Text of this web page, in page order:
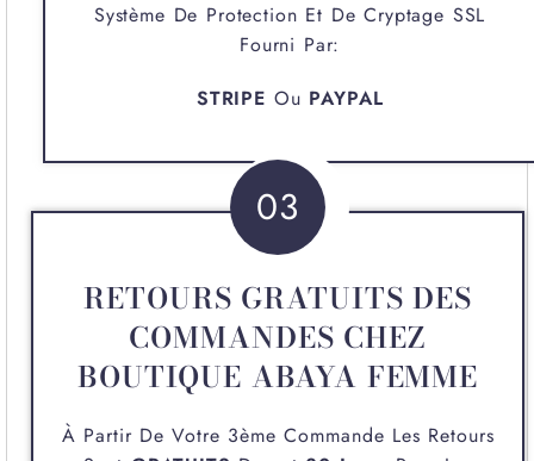
Système De Protection Et De Cryptage SSL
Fourni Par:
STRIPE Ou PAYPAL
03
RETOURS GRATUITS DES
COMMANDES CHEZ
BOUTIQUE ABAYA FEMME
À Partir De Votre 3ème Commande Les Retours